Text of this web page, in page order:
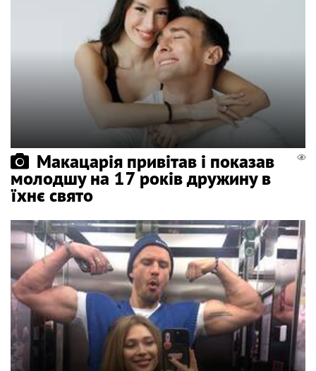
Макацарія привітав і показав
молодшу на 17 років дружину в
їхнє свято